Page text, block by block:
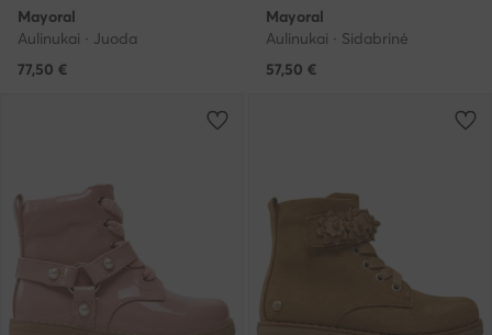
Mayoral
Aulinukai · Juoda
77,50 €
Mayoral
Aulinukai · Sidabrinė
57,50 €